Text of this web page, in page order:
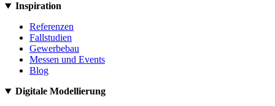
Inspiration
Referenzen
Fallstudien
Gewerbebau
Messen und Events
Blog
Digitale Modellierung